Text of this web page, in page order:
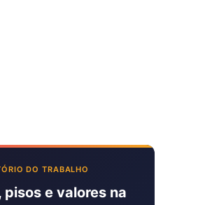
DO TRABALHO
pisos e valores na